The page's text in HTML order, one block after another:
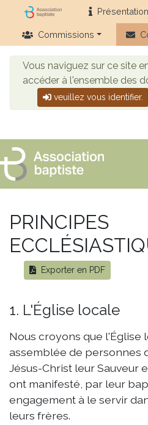
Présentation
Commissions
Vous naviguez sur ce site
accéder à l'ensemble des
veuillez vous identifier.
PRINCIPES
Exporter en PDF
1. L'Église locale
Nous croyons que l'Église
assemblée de personnes
Jésus-Christ leur Sauveur
ont manifesté, par leur
engagement à le servir
leurs frères.